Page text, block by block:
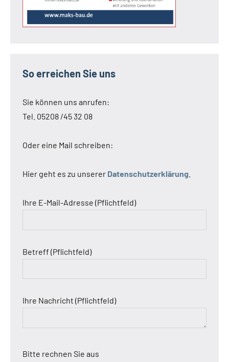
So erreichen Sie uns
Sie können uns anrufen:
Tel. 05208 /45 32 08
Oder eine Mail schreiben:
Hier geht es zu unserer Datenschutzerklärung
Ihre E-Mail-Adresse (Pflichtfeld)
Betreff (Pflichtfeld)
Ihre Nachricht (Pflichtfeld)
Bitte rechnen Sie aus